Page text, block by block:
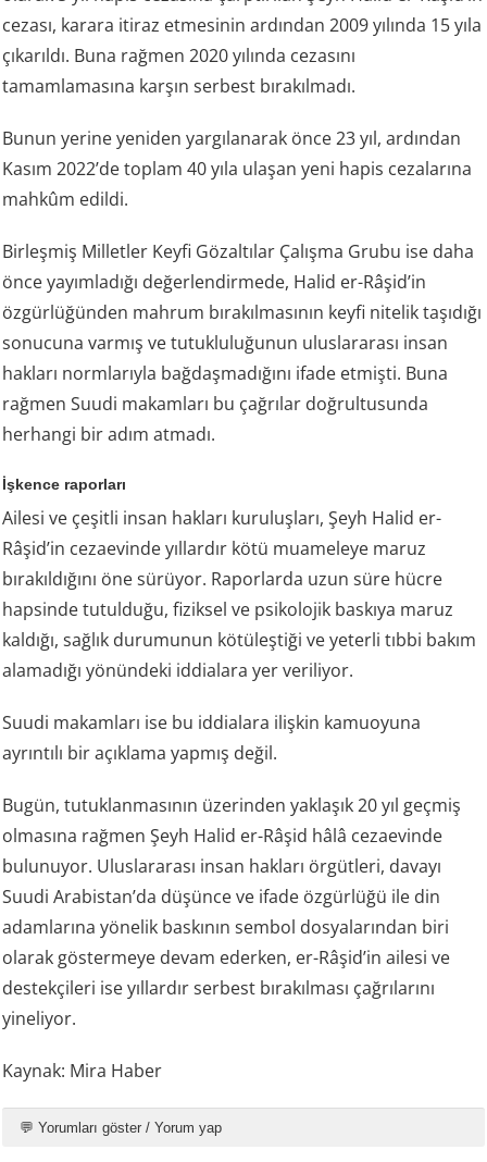
cezası, karara itiraz etmesinin ardından 2009 yılında 15 yıla
çıkarıldı. Buna rağmen 2020 yılında cezasını
tamamlamasına karşın serbest bırakılmadı.
Bunun yerine yeniden yargılanarak önce 23 yıl, ardından
Kasım 2022’de toplam 40 yıla ulaşan yeni hapis cezalarına
mahkûm edildi.
Birleşmiş Milletler Keyfi Gözaltılar Çalışma Grubu ise daha
önce yayımladığı değerlendirmede, Halid er-Râşid’in
özgürlüğünden mahrum bırakılmasının keyfi nitelik taşıdığı
sonucuna varmış ve tutukluluğunun uluslararası insan
hakları normlarıyla bağdaşmadığını ifade etmişti. Buna
rağmen Suudi makamları bu çağrılar doğrultusunda
herhangi bir adım atmadı.
İşkence raporları
Ailesi ve çeşitli insan hakları kuruluşları, Şeyh Halid er-
Râşid’in cezaevinde yıllardır kötü muameleye maruz
bırakıldığını öne sürüyor. Raporlarda uzun süre hücre
hapsinde tutulduğu, fiziksel ve psikolojik baskıya maruz
kaldığı, sağlık durumunun kötüleştiği ve yeterli tıbbi bakım
alamadığı yönündeki iddialara yer veriliyor.
Suudi makamları ise bu iddialara ilişkin kamuoyuna
ayrıntılı bir açıklama yapmış değil.
Bugün, tutuklanmasının üzerinden yaklaşık 20 yıl geçmiş
olmasına rağmen Şeyh Halid er-Râşid hâlâ cezaevinde
bulunuyor. Uluslararası insan hakları örgütleri, davayı
Suudi Arabistan’da düşünce ve ifade özgürlüğü ile din
adamlarına yönelik baskının sembol dosyalarından biri
olarak göstermeye devam ederken, er-Râşid’in ailesi ve
destekçileri ise yıllardır serbest bırakılması çağrılarını
yineliyor.
Kaynak: Mira Haber
💬 Yorumları göster / Yorum yap